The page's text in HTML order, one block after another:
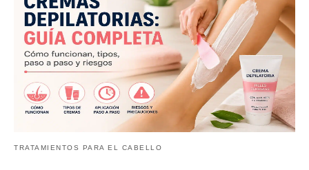
TRATAMIENTOS PARA EL CABELLO